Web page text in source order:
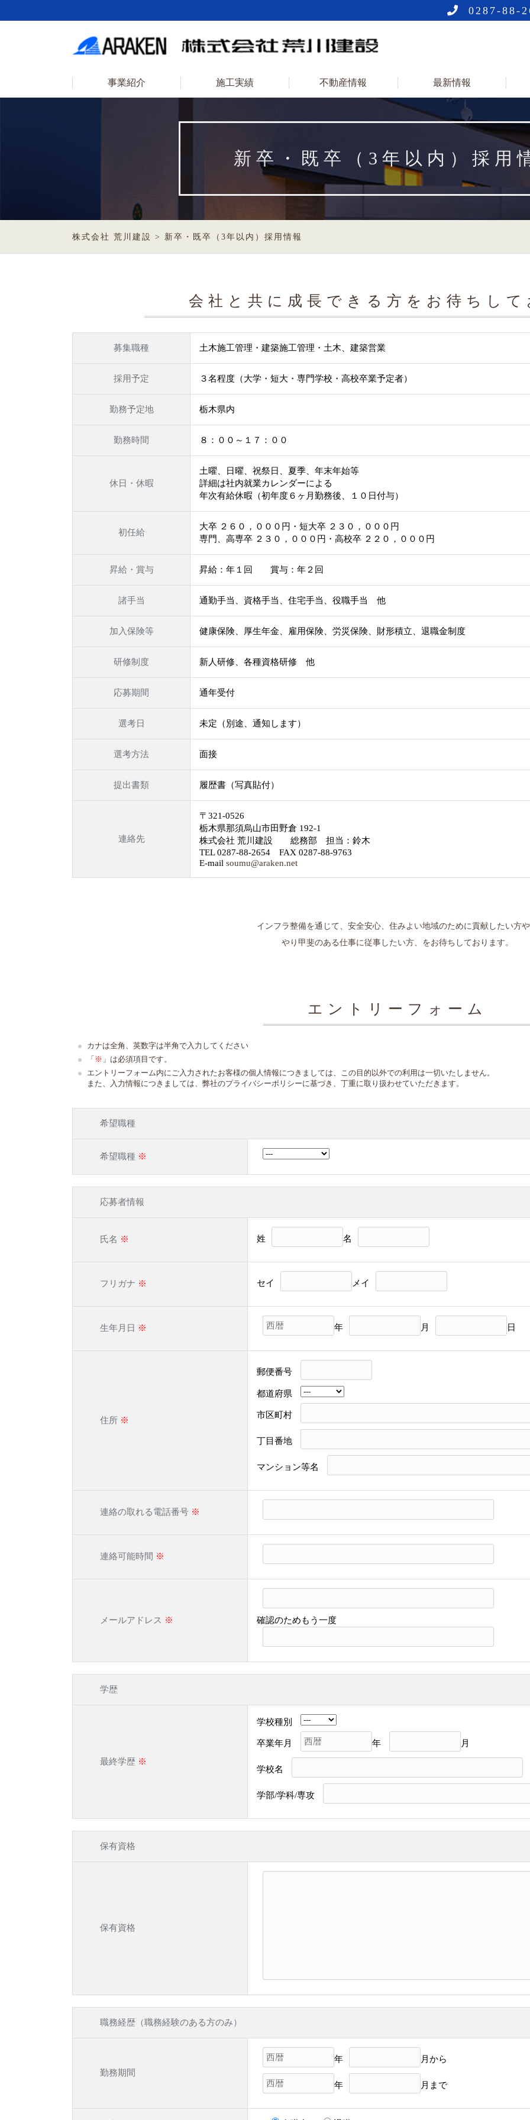
0287-88-
事業紹介 施工実績 不動産情報 最新情報
新卒・既卒（3年以内）採用
株式会社 荒川建設 > 新卒・既卒（3年以内）採用情報
会社と共に成長できる方をお待ちし
募集職種 土木施工管理・建築施工管理・土木、建築営業
採用予定 ３名程度（大学・短大・専門学校・高校卒業予定者）
勤務予定地 栃木県内
勤務時間 ８：００～１７：００
休日・休暇
土曜、日曜、祝祭日、夏季、年末年始等
詳細は社内就業カレンダーによる
年次有給休暇（初年度６ヶ月勤務後、１０日付与）
初任給
大卒 ２６０，０００円・短大卒 ２３０，０００円
専門、高専卒 ２３０，０００円・高校卒 ２２０，０００円
昇給・賞与 昇給：年１回 賞与：年２回
諸手当 通勤手当、資格手当、住宅手当、役職手当 他
加入保険等 健康保険、厚生年金、雇用保険、労災保険、財形積立、退職金制度
研修制度 新人研修、各種資格研修 他
応募期間 通年受付
選考日 未定（別途、通知します）
選考方法 面接
提出書類 履歴書（写真貼付）
連絡先
〒321-0526
栃木県那須烏山市田野倉 192-1
株式会社 荒川建設 総務部 担当：鈴木
TEL 0287-88-2654 FAX 0287-88-9763
E-mailsoumu@araken.net
インフラ整備を通じて、安全安心、住みよい地域のために貢献したい方
やり甲斐のある仕事に従事したい方、をお待ちしております。
エントリーフォーム
カナは全角、英数字は半角で入力してください
「 ※ 」は必須項目です。
エントリーフォーム内にご入力されたお客様の個人情報につきましては、この目的以外での利用は一切いたしません。
また、入力情報につきましては、弊社のプライバシーポリシーに基づき、丁重に取り扱わせていただきます。
希望職種
希望職種 ※
応募者情報
氏名 ※ 姓 名
フリガナ ※ セイ メイ
生年月日 ※ 年 月 日
住所 ※
郵便番号
都道府県
市区町村
丁目番地
マンション等名
連絡の取れる電話番号 ※
連絡可能時間 ※
メールアドレス ※ 確認のためもう一度
学歴
最終学歴 ※
学校種別
卒業年月 年 月
学校名
学部/学科/専攻
保有資格
保有資格
職務経歴（職務経験のある方のみ）
勤務期間
年 月から
年 月まで